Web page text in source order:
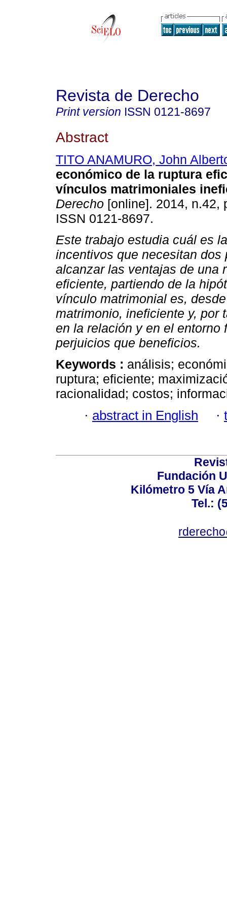
Revista de Derecho
Print version ISSN 0121-8697
Abstract
TITO ANAMURO, John
económico de la ruptura
vínculos matrimoniales
Derecho [online]. 2014, n.42,
ISSN 0121-8697.
Este trabajo estudia cuál es
incentivos que necesitan dos
alcanzar las ventajas de una
eficiente, partiendo de la
vínculo matrimonial es,
matrimonio, ineficiente y, por
en la relación y en el entorno
perjuicios que beneficios.
Keywords : análisis;
ruptura; eficiente;
racionalidad; costos;
· abstract in English ·
Fundación
Kilómetro 5 Vía
Tel.: